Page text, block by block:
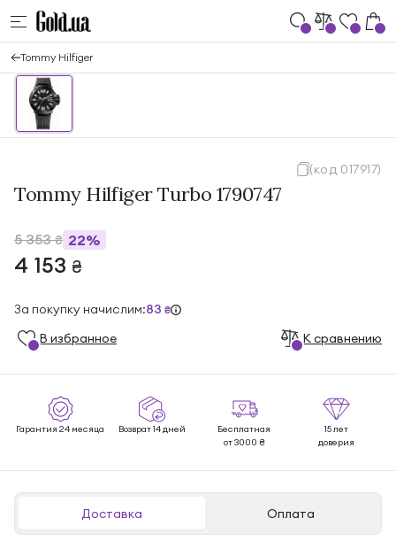
Tommy Hilfiger
(код 017917)
Tommy Hilfiger Turbo 1790747
5 353₴ 22%
4 153 ₴
За покупку начислим:83 ₴
В избранноe К сравнению
Гарантия 24 месяца Возврат 14 дней
Бесплатная
от 3000 ₴
15 лет
доверия
Доставка Оплата